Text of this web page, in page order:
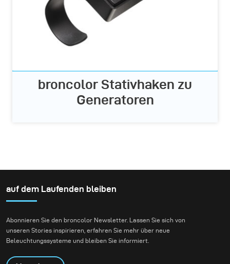
broncolor Stativhaken zu
Generatoren
auf dem Laufenden bleiben
Abonnieren Sie den broncolor Newsletter. Lassen Sie sich von
unseren Stories inspirieren, erfahren Sie mehr über neue
Beleuchtungssysteme und bleiben Sie informiert.